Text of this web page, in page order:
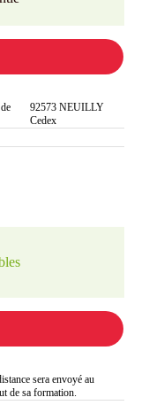
92573 NEUILLY
Cedex
sera envoyé au
de sa formation.